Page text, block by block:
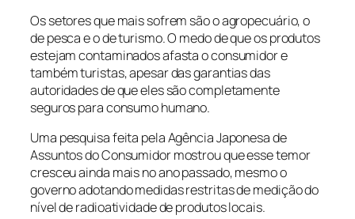
Os setores que mais sofrem são o agropecuário, o
de pesca e o de turismo. O medo de que os produtos
estejam contaminados afasta o consumidor e
também turistas, apesar das garantias das
autoridades de que eles são completamente
seguros para consumo humano.
Uma pesquisa feita pela Agência Japonesa de
Assuntos do Consumidor mostrou que esse temor
cresceu ainda mais no ano passado, mesmo o
governo adotando medidas restritas de medição do
nível de radioatividade de produtos locais.